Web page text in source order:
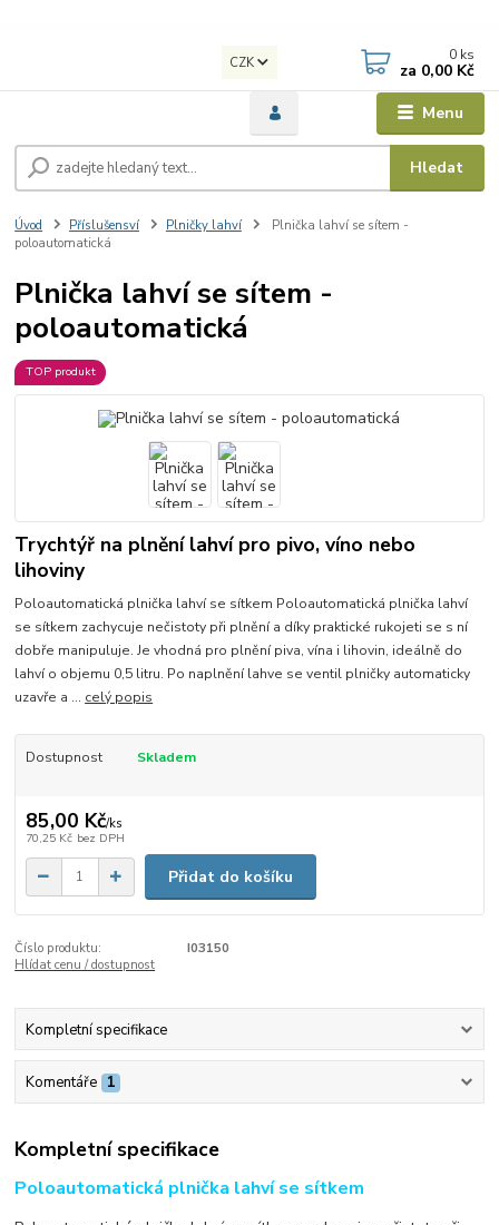
Menu
CZK
Hledat
0 ks
za 0,00 Kč
Úvod Příslušensví Plničky lahví
Plnička lahví se sítem -
poloautomatická
Plnička lahví se sítem -
poloautomatická
TOP produkt
Trychtýř na plnění lahví pro pivo, víno nebo
lihoviny
Poloautomatická plnička lahví se sítkem Poloautomatická plnička lahví
se sítkem zachycuje nečistoty při plnění a díky praktické rukojeti se s ní
dobře manipuluje. Je vhodná pro plnění piva, vína i lihovin, ideálně do
lahví o objemu 0,5 litru. Po naplnění lahve se ventil plničky automaticky
uzavře a ... celý popis
Dostupnost Skladem
85,00 Kč/ks
70,25 Kč bez DPH
Přidat do košíku
Číslo produktu:
I03150
Hlídat cenu / dostupnost
Kompletní specifikace
Komentáře 1
Kompletní specifikace
Poloautomatická plnička lahví se sítkem